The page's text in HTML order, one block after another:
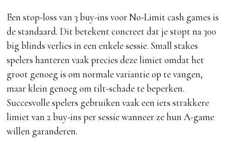
Een stop-loss van 3 buy-ins voor No-Limit cash games is
de standaard. Dit betekent concreet dat je stopt na 300
big blinds verlies in een enkele sessie. Small stakes
spelers hanteren vaak precies deze limiet omdat het
groot genoeg is om normale variantie op te vangen,
maar klein genoeg om tilt-schade te beperken.
Succesvolle spelers gebruiken vaak een iets strakkere
limiet van 2 buy-ins per sessie wanneer ze hun A-game
willen garanderen.